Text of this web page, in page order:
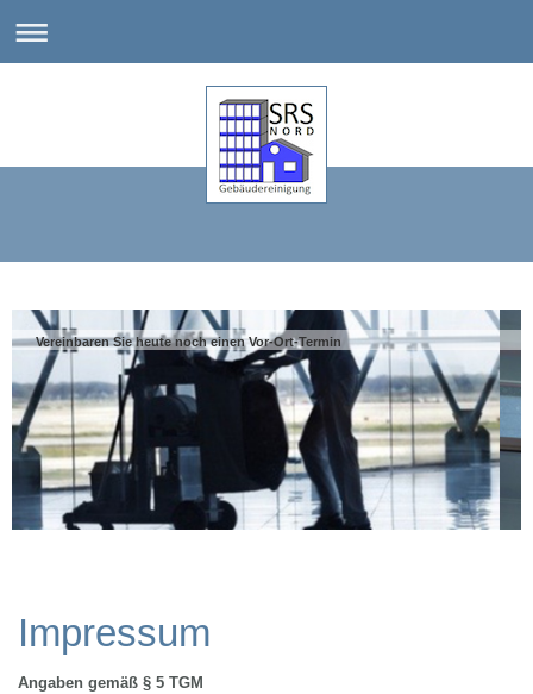
Vereinbaren Sie heute noch einen Vor-Ort-Termin
Impressum
Angaben gemäß § 5 TGM